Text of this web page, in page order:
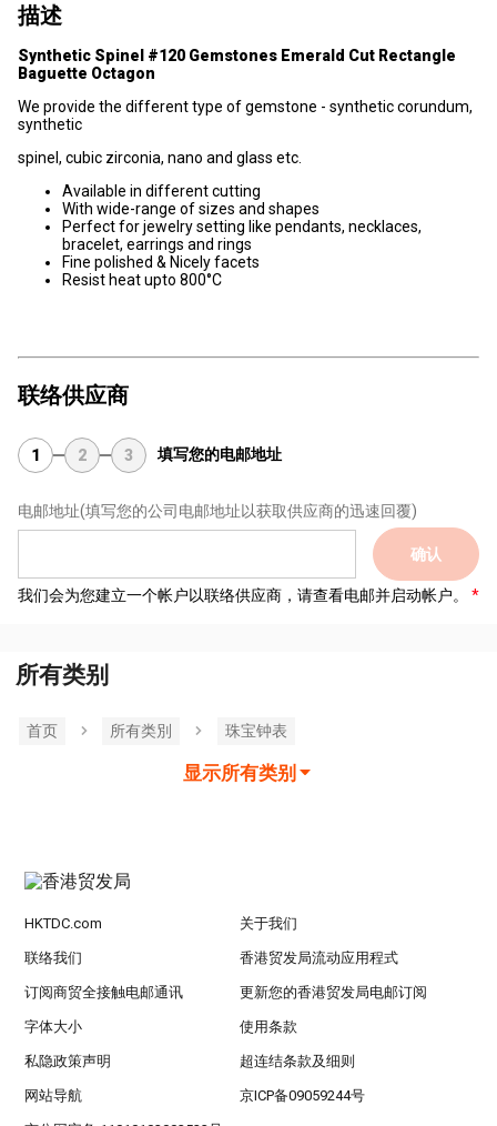
描述
Synthetic Spinel #120 Gemstones Emerald Cut Rectangle
Baguette Octagon
We provide the different type of gemstone - synthetic corundum,
synthetic
spinel, cubic zirconia, nano and glass etc.
Available in different cutting
With wide-range of sizes and shapes
Perfect for jewelry setting like pendants, necklaces,
bracelet, earrings and rings
Fine polished & Nicely facets
Resist heat upto 800°C
联络供应商
1 2 3 填写您的电邮地址
电邮地址(填写您的公司电邮地址以获取供应商的迅速回覆)
确认
我们会为您建立一个帐户以联络供应商，请查看电邮并启动帐户。
所有类别
首页 所有类別 珠宝钟表
显示所有类别
HKTDC.com 关于我们
联络我们 香港贸发局流动应用程式
订阅商贸全接触电邮通讯 更新您的香港贸发局电邮订阅
字体大小 使用条款
私隐政策声明 超连结条款及细则
网站导航 京ICP备09059244号